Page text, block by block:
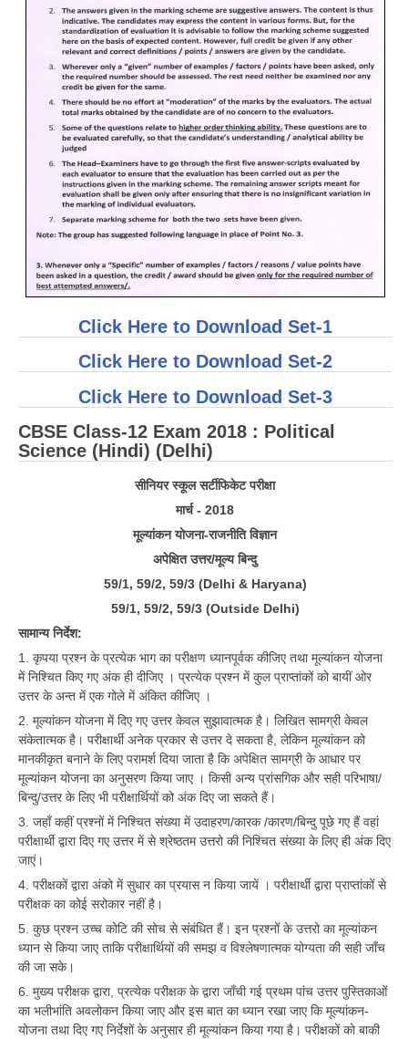
Click Here to Download Set-1
Click Here to Download Set-2
Click Here to Download Set-3
CBSE Class-12 Exam 2018 : Political
Science (Hindi) (Delhi)
सीनियर स्कूल सर्टीफिकेट परीक्षा
मार्च - 2018
मूल्यांकन योजना-राजनीति विज्ञान
अपेक्षित उत्तर/मूल्य बिन्दु
59/1, 59/2, 59/3 (Delhi & Haryana)
59/1, 59/2, 59/3 (Outside Delhi)
सामान्य निर्देश:
1. कृपया प्रश्न के प्रत्येक भाग का परीक्षण ध्यानपूर्वक कीजिए तथा मूल्यांकन योजना
में निश्चित किए गए अंक ही दीजिए । प्रत्येक प्रश्न में कुल प्राप्तांकों को बायीं ओर
उत्तर के अन्त में एक गोले में अंकित कीजिए ।
2. मूल्यांकन योजना में दिए गए उत्तर केवल सुझावात्मक है। लिखित सामग्री केवल
संकेतात्मक है। परीक्षार्थी अनेक प्रकार से उत्तर दे सकता है, लेकिन मूल्यांकन को
मानकीकृत बनाने के लिए परामर्श दिया जाता है कि अपेक्षित सामग्री के आधार पर
मूल्यांकन योजना का अनुसरण किया जाए । किसी अन्य प्रांसगिक और सही परिभाषा/
बिन्दु/उत्तर के लिए भी परीक्षार्थियों को अंक दिए जा सकते हैं।
3. जहाँ कहीं प्रश्नों में निश्चित संख्या में उदाहरण/कारक /कारण/बिन्दु पूछे गए हैं वहां
परीक्षार्थी द्वारा दिए गए उत्तर में से श्रेष्ठतम उत्तरो की निश्चित संख्या के लिए ही अंक दिए
जाएं।
4. परीक्षकों द्वारा अंको में सुधार का प्रयास न किया जायें । परीक्षार्थी द्वारा प्राप्तांकों से
परीक्षक का कोई सरोकार नहीं है।
5. कुछ प्रश्न उच्च कोटि की सोच से संबंधित हैं। इन प्रश्नों के उत्तरो का मूल्यांकन
ध्यान से किया जाए ताकि परीक्षार्थियों की समझ व विश्लेषणात्मक योग्यता की सही जाँच
की जा सके।
6. मुख्य परीक्षक द्वारा, प्रत्येक परीक्षक के द्वारा जाँची गई प्रथम पांच उत्तर पुस्तिकाओं
का भलीभांति अवलोकन किया जाए और इस बात का ध्यान रखा जाए कि मूल्यांकन-
योजना तथा दिए गए निर्देशों के अनुसार ही मूल्यांकन किया गया है। परीक्षकों को बाकी